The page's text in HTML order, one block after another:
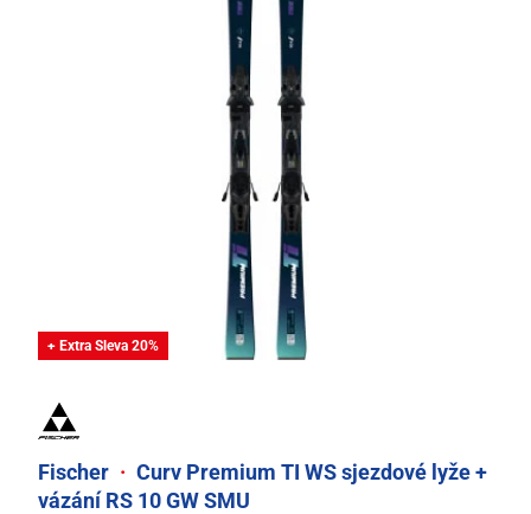
+ Extra Sleva 20%
Fischer · Curv Premium TI WS sjezdové lyže +
vázání RS 10 GW SMU